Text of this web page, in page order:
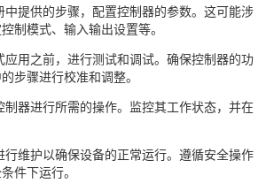
提供的步骤，配置控制器的参数。这可能涉
制模式、输入输出设置等。
用之前，进行测试和调试。确保控制器的功
步骤进行校准和调整。
器进行所需的操作。监控其工作状态，并在
维护以确保设备的正常运行。遵循安全操作
件下运行。